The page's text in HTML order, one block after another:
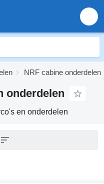
NRF cabine onderdelen
onderdelen
en onderdelen